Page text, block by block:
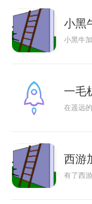
小黑
小黑牛
一毛
在遥远
西游
有了西